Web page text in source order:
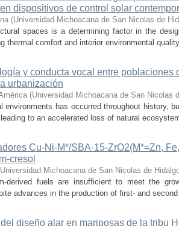
dispositivos de control solar
(Universidad Michoacana de San Nicolas de
spaces is a determining factor in the
thermal comfort and interior environmental
y conducta vocal entre poblaciones
urbanización
(Universidad Michoacana de San Nicolas
environments has occurred throughout history,
to an accelerated loss of natural
Cu-Ni-M*/SBA-15-ZrO2(M*=Zn,
cresol
Universidad Michoacana de San Nicolas de
derived fuels are insufficient to meet the
advances in the production of first- and
diseño alar en mariposas de la tribu